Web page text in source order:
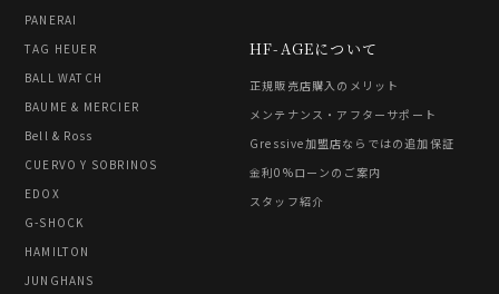
PANERAI
TAG HEUER
BALL WATCH
BAUME & MERCIER
Bell & Ross
CUERVO Y SOBRINOS
EDOX
G-SHOCK
HAMILTON
JUNGHANS
HF-AGEについて
正規販売店購入のメリット
メンテナンス・アフターサポート
Gressive加盟店ならではの追加保証
金利0%ローンのご案内
スタッフ紹介